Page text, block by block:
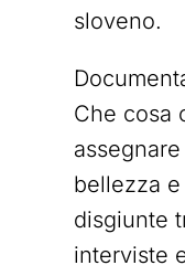
sloveno.
Che cosa
bellezza
disgiunte
interviste